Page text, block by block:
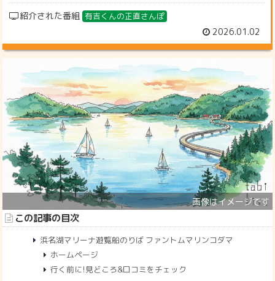
紹介された番組 有吉くんの正直さんぽ
2026.01.02
この記事の目次
浜名湖マリーナ遊覧船のりば ファントムマリンコダマ
ホームページ
行く前に!見どころ&口コミをチェック